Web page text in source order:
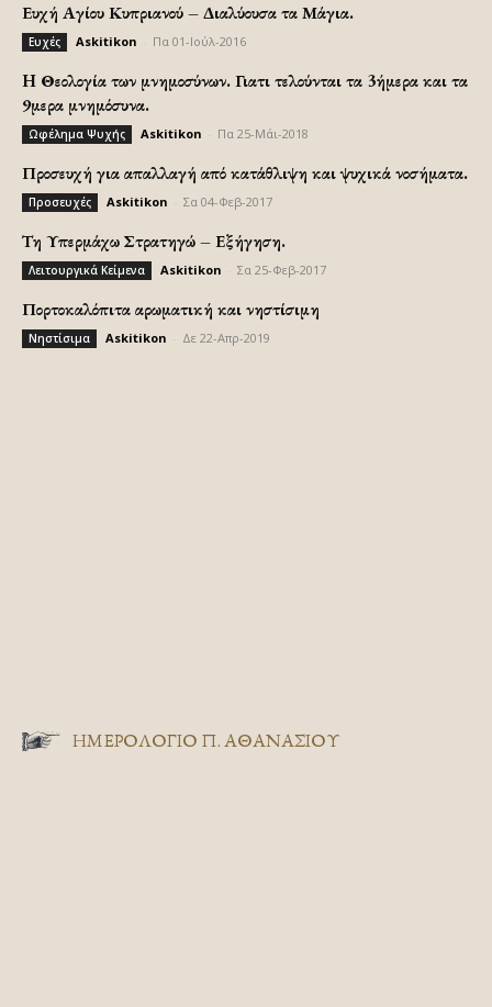
Ευχή Αγίου Κυπριανού – Διαλύουσα τα Μάγια.
Ευχές Askitikon Πα 01-Ιούλ-2016
H Θεολογία των μνημοσύνων. Γιατι τελούνται τα 3ήμερα και τα
9μερα μνημόσυνα.
Ωφέλημα Ψυχής Askitikon Πα 25-Μάι-2018
Προσευχή για απαλλαγή από κατάθλιψη και ψυχικά νοσήματα.
Προσευχές Askitikon Σα 04-Φεβ-2017
Τη Υπερμάχω Στρατηγώ – Εξήγηση.
Λειτουργικά Κείμενα Askitikon Σα 25-Φεβ-2017
Πορτοκαλόπιτα αρωματική και νηστίσιμη
Νηστίσιμα Askitikon Δε 22-Απρ-2019
ΗΜΕΡΟΛΟΓΙΟ Π. ΑΘΑΝΑΣΙΟΥ